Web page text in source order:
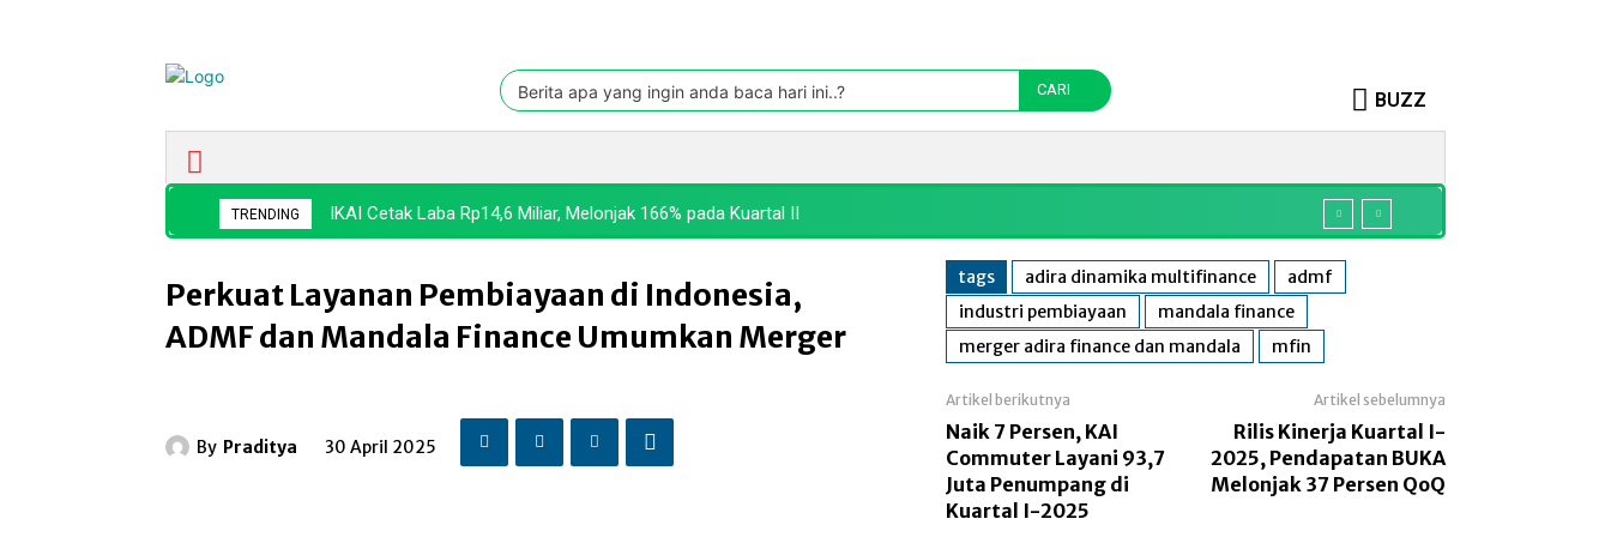
Pasaroleh TradingView
Berita apa yang ingin anda baca hari ini..? CARI BUZZ
TRENDING IKAI Cetak Laba Rp14,6 Miliar, Melonjak 166% pada Kuartal II
Perkuat Layanan Pembiayaan di Indonesia,
ADMF dan Mandala Finance Umumkan Merger
By Praditya 30 April 2025
tags adira dinamika multifinance
admf
industri pembiayaan
mandala finance
merger adira finance dan mandala
mfin
Artikel berikutnya
Naik 7 Persen, KAI
Commuter Layani 93,7
Juta Penumpang di
Kuartal I-2025
Artikel sebelumnya
Rilis Kinerja Kuartal I-
2025, Pendapatan BUKA
Melonjak 37 Persen QoQ